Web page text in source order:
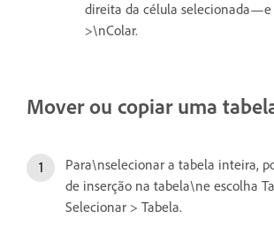
direita da célula selecionada—e
>\nColar.
Mover ou copiar uma
Para\nselecionar a tabela inteira,
de inserção na tabela\ne escolha
Selecionar > Tabela.